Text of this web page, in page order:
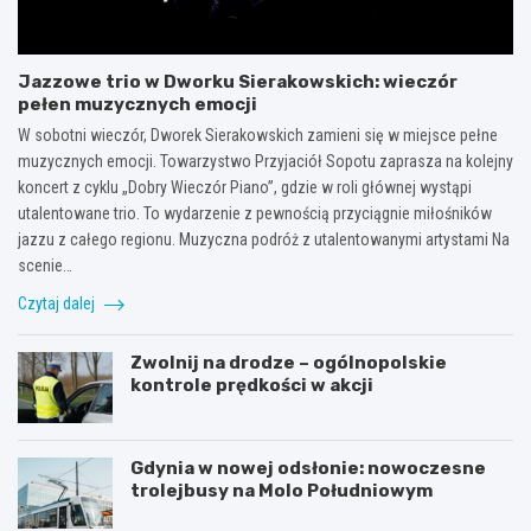
Jazzowe trio w Dworku Sierakowskich: wieczór
pełen muzycznych emocji
W sobotni wieczór, Dworek Sierakowskich zamieni się w miejsce pełne
muzycznych emocji. Towarzystwo Przyjaciół Sopotu zaprasza na kolejny
koncert z cyklu „Dobry Wieczór Piano”, gdzie w roli głównej wystąpi
utalentowane trio. To wydarzenie z pewnością przyciągnie miłośników
jazzu z całego regionu. Muzyczna podróż z utalentowanymi artystami Na
scenie…
Czytaj dalej
Zwolnij na drodze – ogólnopolskie
kontrole prędkości w akcji
Gdynia w nowej odsłonie: nowoczesne
trolejbusy na Molo Południowym